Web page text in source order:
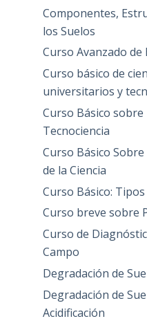
Componentes,
los Suelos
Curso Avanzado de
Curso básico de
universitarios y
Curso Básico sobre
Tecnociencia
Curso Básico
de la Ciencia
Curso Básico:
Curso breve sobre
Curso de
Campo
Degradación de
Degradación de
Acidificación